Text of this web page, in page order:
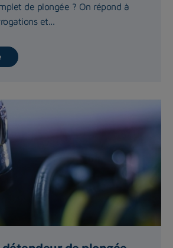
de plongée ? On répond à
et...